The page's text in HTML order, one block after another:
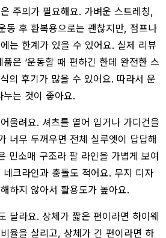
주의가 필요해요. 가벼운 스트레칭,
동 후 환복용으로는 괜찮지만, 점프나
는 한계가 있을 수 있어요. 실제 리뷰
은 ‘운동할 때 편하긴 한데 완전한 스
의 후기가 많을 수 있어요. 따라서 운
는 것이 좋아요.
울려요. 셔츠를 열어 입거나 가디건을
너무 두꺼우면 전체 실루엣이 답답해
민소매 구조라 팔 라인을 가볍게 보여
크라인과 충돌도 적어요. 무지 디자
하지 않아서 활용도가 높아요.
달라요. 상체가 짧은 편이라면 하이웨
율을 살리고, 상체가 긴 편이라면 하